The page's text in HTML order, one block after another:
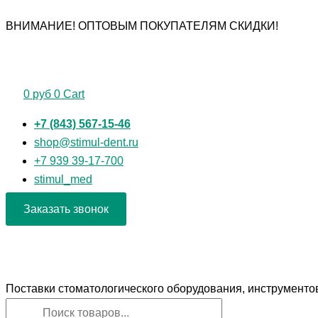
кВНИМАНИЕ! ОПТОВЫМ ПОКУПАТЕЛЯМ СКИДКИ!
0 руб 0 Cart
+7 (843) 567-15-46
shop@stimul-dent.ru
+7 939 39-17-700
stimul_med
Заказать звонок
Поставки стоматологического оборудования,
товаров
товаров
товара
ЕВРОФАЙЛ
цена
цена: